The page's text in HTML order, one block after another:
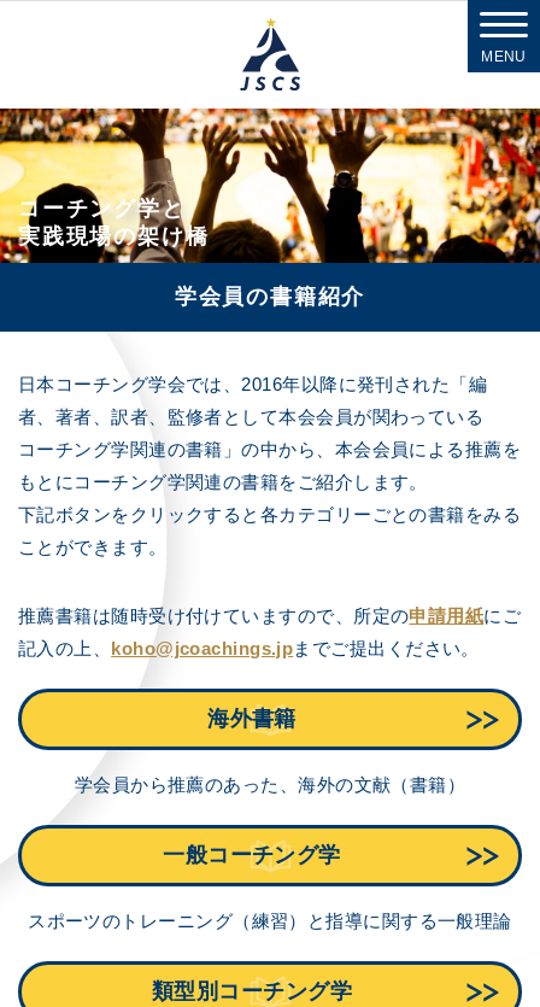
MENU
コーチング学と
実践現場の架け橋
学会員の書籍紹介
日本コーチング学会では、2016年以降に発刊された「編
者、著者、訳者、監修者として本会会員が関わっている
コーチング学関連の書籍」の中から、本会会員による推薦を
もとにコーチング学関連の書籍をご紹介します。
下記ボタンをクリックすると各カテゴリーごとの書籍をみる
ことができます。
推薦書籍は随時受け付けていますので、所定の申請用紙にご
記入の上、 koho@jcoachings.jpまでご提出ください。
海外書籍
学会員から推薦のあった、海外の文献（書籍）
一般コーチング学
スポーツのトレーニング（練習）と指導に関する一般理論
類型別コーチング学